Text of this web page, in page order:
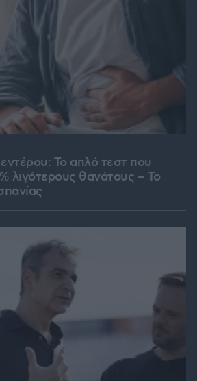
Το απλό τεστ που
λιγότερους θανάτους – Το